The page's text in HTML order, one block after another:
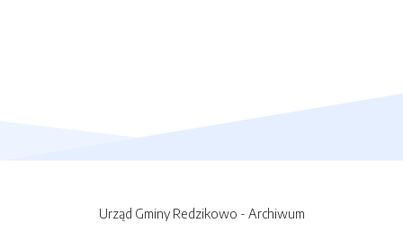
Urząd Gminy Redzikowo - Archiwum